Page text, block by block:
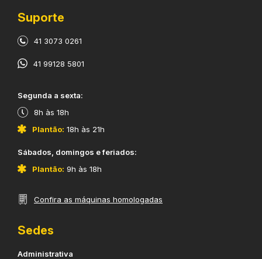
Suporte
41 3073 0261
41 99128 5801
​Segunda a sexta:
8h às 18h
Plantão: 18h às 21h
​Sábados, domingos e feriados:
Plantão: 9h às 18h
Confira as máquinas homologadas
Sedes
Administrativa